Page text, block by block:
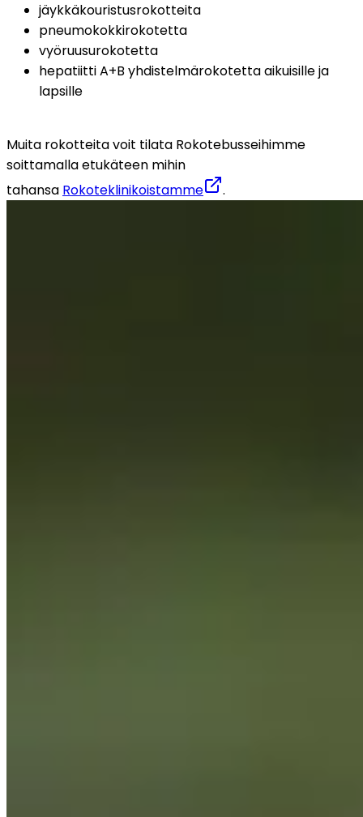
jäykkäkouristusrokotteita
pneumokokkirokotetta
vyöruusurokotetta
hepatiitti A+B yhdistelmärokotetta aikuisille ja
lapsille
Muita rokotteita voit tilata Rokotebusseihimme
soittamalla etukäteen mihin
tahansa Rokoteklinikoistamme .